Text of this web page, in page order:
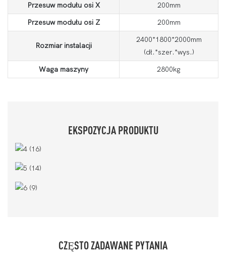
Przesuw modułu osi X
200mm
Przesuw modułu osi Z
200mm
Rozmiar instalacji
2400*1800*2000mm
(dł.*szer.*wys.)
Waga maszyny
2800kg
EKSPOZYCJA PRODUKTU
CZĘSTO ZADAWANE PYTANIA